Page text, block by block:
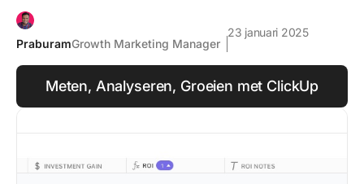
PraburamGrowth Marketing Manager
23 januari 2025
Meten, Analyseren, Groeien met ClickUp